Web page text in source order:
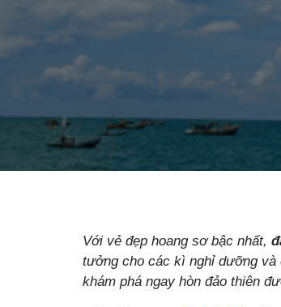
Với vẻ đẹp hoang sơ bậc nhất,
tưởng cho các kì nghỉ dưỡng và
khám phá ngay hòn đảo thiên